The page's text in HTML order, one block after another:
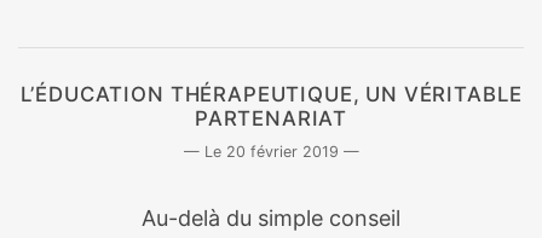
L’ÉDUCATION THÉRAPEUTIQUE, UN VÉRITABLE
PARTENARIAT
20 février 2019
Au-delà du simple conseil